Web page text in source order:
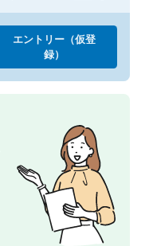
エントリー（仮登
録）